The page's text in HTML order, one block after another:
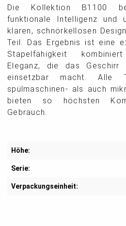
Die Kollektion B1100
funktionale Intelligenz und
klaren, schnörkellosen
Teil. Das Ergebnis ist eine
Stapelfähigkeit
Eleganz, die das Geschirr
einsetzbar macht. Alle
spülmaschinen- als auch
bieten so höchsten
Gebrauch.
Höhe:
Serie:
Verpackungseinheit: